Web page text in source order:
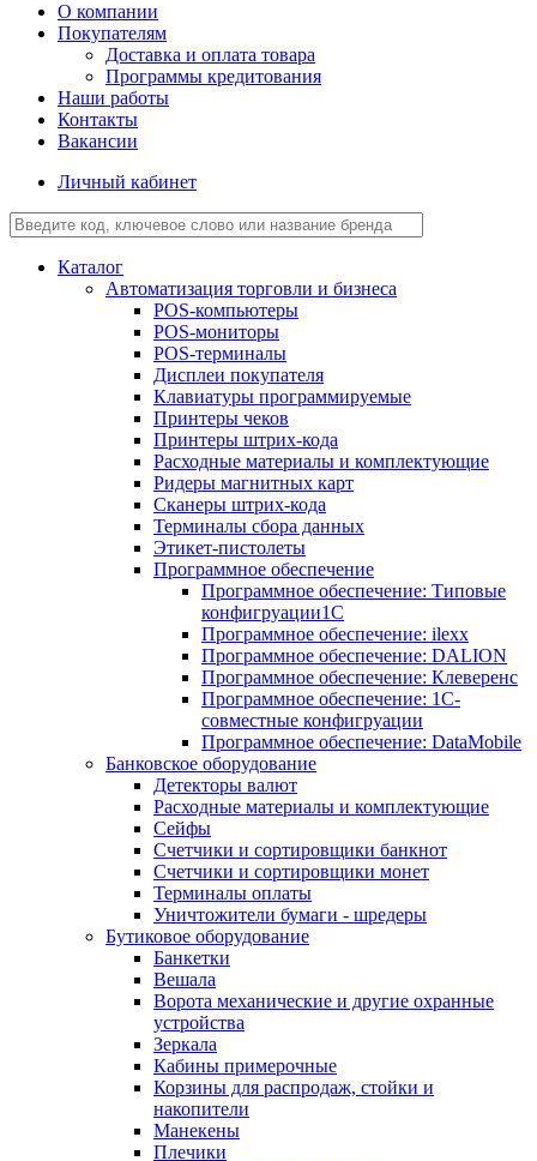
О компании
Покупателям
Доставка и оплата товара
Программы кредитования
Наши работы
Контакты
Вакансии
Личный кабинет
Каталог
Автоматизация торговли и бизнеса
POS-компьютеры
POS-мониторы
POS-терминалы
Дисплеи покупателя
Клавиатуры программируемые
Принтеры чеков
Принтеры штрих-кода
Расходные материалы и комплектующие
Ридеры магнитных карт
Сканеры штрих-кода
Терминалы сбора данных
Этикет-пистолеты
Программное обеспечение
Программное обеспечение: Типовые
конфигруации1С
Программное обеспечение: ilexx
Программное обеспечение: DALION
Программное обеспечение: Клеверенс
Программное обеспечение: 1С-
совместные конфигруации
Программное обеспечение: DataMobile
Банковское оборудование
Детекторы валют
Расходные материалы и комплектующие
Сейфы
Счетчики и сортировщики банкнот
Счетчики и сортировщики монет
Терминалы оплаты
Уничтожители бумаги - шредеры
Бутиковое оборудование
Банкетки
Вешала
Ворота механические и другие охранные
устройства
Зеркала
Кабины примерочные
Корзины для распродаж, стойки и
накопители
Манекены
Плечики